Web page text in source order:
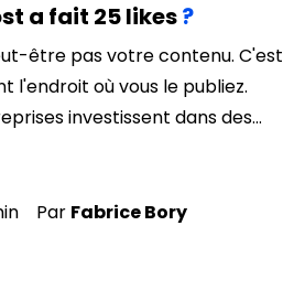
a fait 25 likes?
être pas votre contenu. C'est
l'endroit où vous le publiez.
investissent dans des
témoignages ou des Reels de
leurs réseaux sociaux… puis
opère. Mais aujourd'hui, un bon
Par FabriceBory